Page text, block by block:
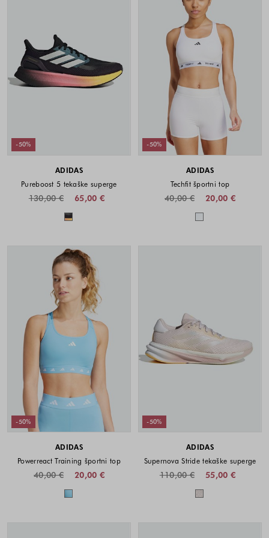
-50%
ADIDAS
Pureboost 5 tekaške superge
65,00 €
130,00 €
Barve na voljo
-50%
ADIDAS
Techfit športni top
20,00 €
40,00 €
Barve na voljo
-50%
ADIDAS
Powerreact Training športni top
20,00 €
40,00 €
Barve na voljo
-50%
ADIDAS
Supernova Stride tekaške superge
55,00 €
110,00 €
Barve na voljo